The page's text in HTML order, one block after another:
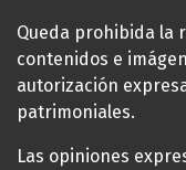
Queda prohibida la
contenidos e
autorización
patrimoniales.
Las opiniones